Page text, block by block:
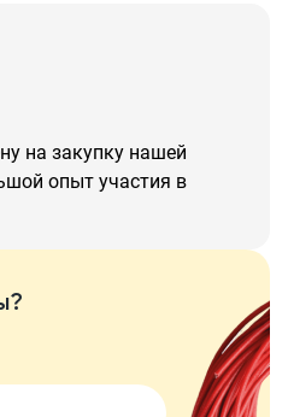
на закупку нашей
опыт участия в